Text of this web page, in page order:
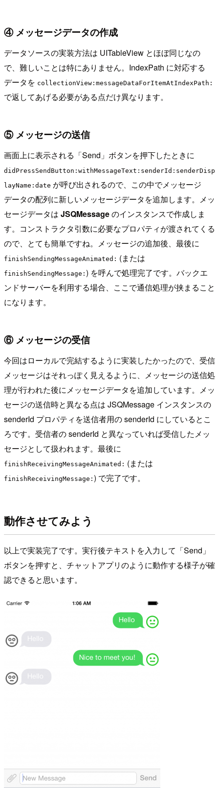
④ メッセージデータの作成
データソースの実装方法は UITableView とほぼ同じなの
で、難しいことは特にありません。IndexPath に対応する
データを collectionView:messageDataForItemAtIndexPath:
で返してあげる必要がある点だけ異なります。
⑤ メッセージの送信
画面上に表示される「Send」ボタンを押下したときに
didPressSendButton:withMessageText:senderId:senderDisp
layName:date が呼び出されるので、この中でメッセージ
データの配列に新しいメッセージデータを追加します。メッ
セージデータは JSQMessageのインスタンスで作成しま
す。コンストラクタ引数に必要なプロパティが渡されてくる
ので、とても簡単ですね。メッセージの追加後、最後に
finishSendingMessageAnimated: (または
finishSendingMessage: ) を呼んで処理完了です。バックエ
ンドサーバーを利用する場合、ここで通信処理が挟まること
になります。
⑥ メッセージの受信
今回はローカルで完結するように実装したかったので、受信
メッセージはそれっぽく見えるように、メッセージの送信処
理が行われた後にメッセージデータを追加しています。メッ
セージの送信時と異なる点は JSQMessage インスタンスの
senderId プロパティを送信者用の senderId にしているとこ
ろです。受信者の senderId と異なっていれば受信したメッ
セージとして扱われます。最後に
finishReceivingMessageAnimated: (または
finishReceivingMessage: ) で完了です。
動作させてみよう
以上で実装完了です。実行後テキストを入力して「Send」
ボタンを押すと、チャットアプリのように動作する様子が確
認できると思います。